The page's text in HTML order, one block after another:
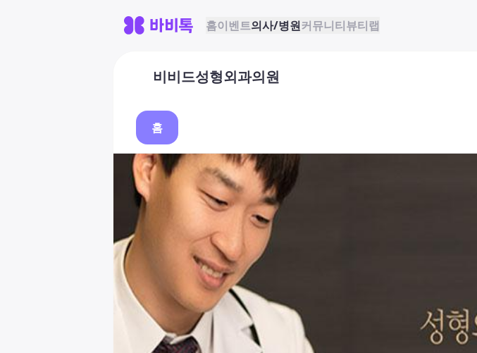
홈이벤트의사/병원커뮤니티뷰티랩
비비드성형외과의원
홈